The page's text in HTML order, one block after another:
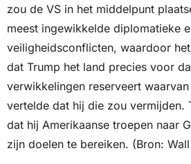
zou de VS in het middelpunt
meest ingewikkelde diplomatieke
veiligheidsconflicten, waardoor
dat Trump het land precies voor
verwikkelingen reserveert
vertelde dat hij die zou vermijden.
dat hij Amerikaanse troepen naar
zijn doelen te bereiken. (Bron: